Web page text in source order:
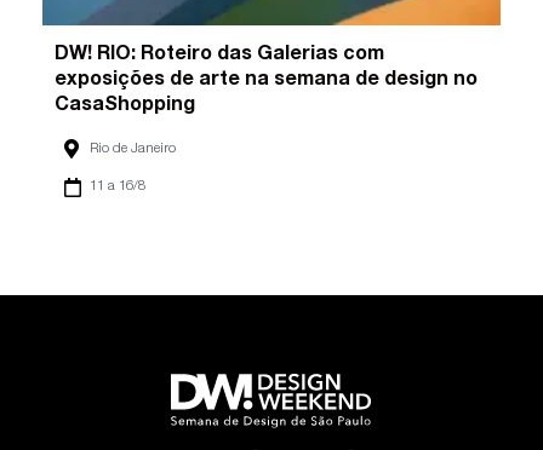
DW! RIO: Roteiro das Galerias com
exposições de arte na semana de design no
CasaShopping
Rio de Janeiro
11 a 16/8